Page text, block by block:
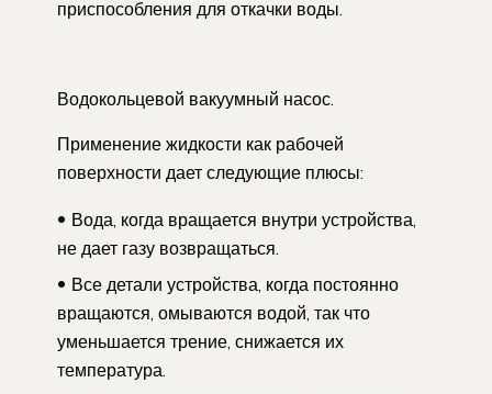
приспособления для откачки воды.
Водокольцевой вакуумный насос.
Применение жидкости как рабочей
поверхности дает следующие плюсы:
Вода, когда вращается внутри устройства,
не дает газу возвращаться.
Все детали устройства, когда постоянно
вращаются, омываются водой, так что
уменьшается трение, снижается их
температура.